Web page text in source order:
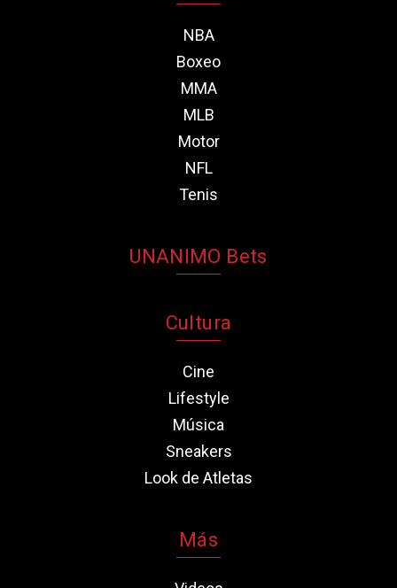
NBA
Boxeo
MMA
MLB
Motor
NFL
Tenis
UNANIMO Bets
Cultura
Cine
Lifestyle
Música
Sneakers
Look de Atletas
Más